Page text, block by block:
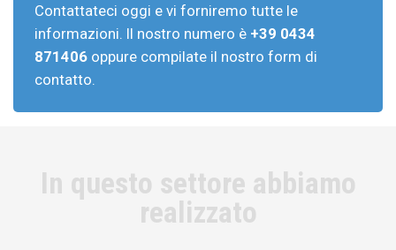
Contattateci oggi e vi forniremo tutte le
informazioni. Il nostro numero è +39 0434
871406 oppure compilate il nostro form di
contatto.
In questo settore abbiamo
realizzato